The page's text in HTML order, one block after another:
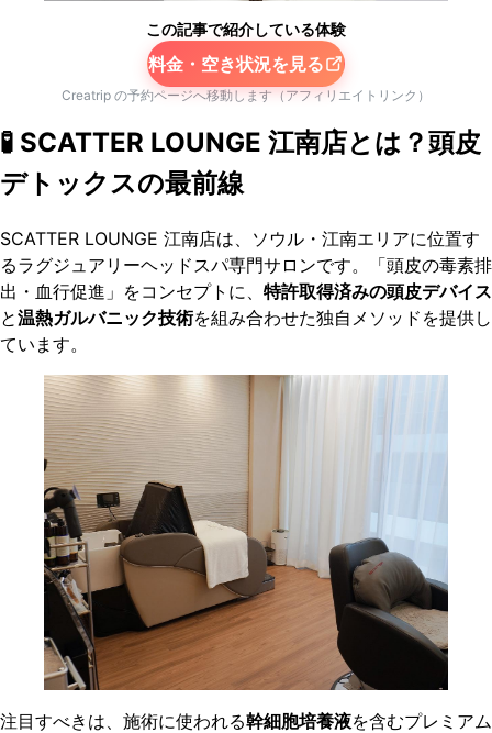
この記事で紹介している体験
料金・空き状況を見る
Creatrip の予約ページへ移動します（アフィリエイトリンク）
🧪 SCATTER LOUNGE 江南店とは？頭皮
デトックスの最前線
SCATTER LOUNGE 江南店は、ソウル・江南エリアに位置す
るラグジュアリーヘッドスパ専門サロンです。「頭皮の毒素排
出・血行促進」をコンセプトに、 特許取得済みの頭皮デバイス
と温熱ガルバニック技術を組み合わせた独自メソッドを提供し
ています。
注目すべきは、施術に使われる幹細胞培養液を含むプレミアム